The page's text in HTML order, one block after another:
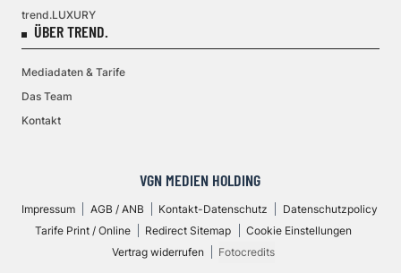
trend.LUXURY
ÜBER TREND.
Mediadaten & Tarife
Das Team
Kontakt
VGN MEDIEN HOLDING
Impressum AGB / ANB Kontakt-Datenschutz
Datenschutzpolicy
Tarife Print / Online
Redirect Sitemap
Cookie Einstellungen
Vertrag widerrufen
Fotocredits